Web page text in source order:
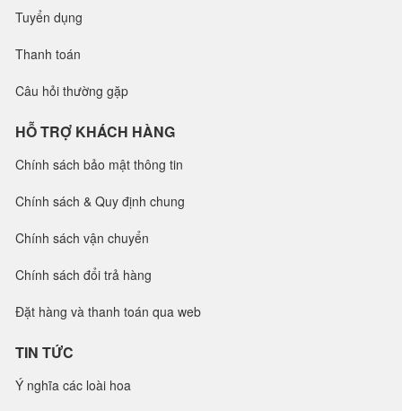
Tuyển dụng
Thanh toán
Câu hỏi thường gặp
HỖ TRỢ KHÁCH HÀNG
Chính sách bảo mật thông tin
Chính sách & Quy định chung
Chính sách vận chuyển
Chính sách đổi trả hàng
Đặt hàng và thanh toán qua web
TIN TỨC
Ý nghĩa các loài hoa